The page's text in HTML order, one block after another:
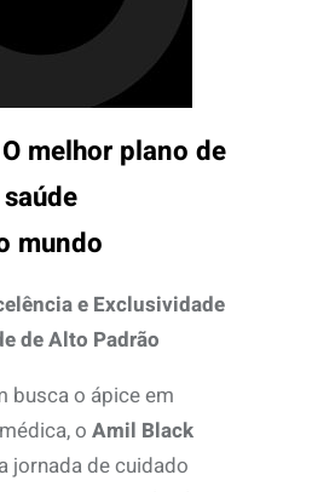
melhor plano de
saúde
mundo
e Exclusividade
de Alto Padrão
busca o ápice em
o Amil Black
jornada de cuidado